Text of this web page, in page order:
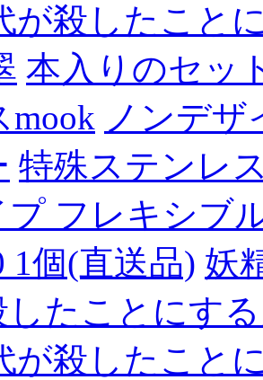
が殺したこと
本入りのセッ
mook ノンデザ
特殊ステンレ
フレキシブ
1個(直送品) 妖
したことにす
が殺したこと